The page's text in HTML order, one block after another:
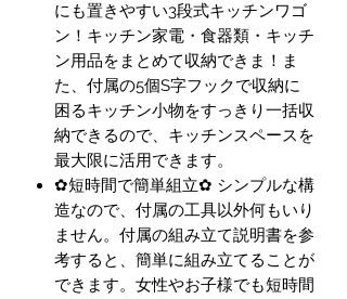
にも置きやすい3段式キッチンワゴ
ン！キッチン家電・食器類・キッチ
ン用品をまとめて収納できま！ま
た、付属の5個S字フックで収納に
困るキッチン小物をすっきり一括収
納できるので、キッチンスペースを
最大限に活用できます。
✿短時間で簡単組立✿ シンプルな構
造なので、付属の工具以外何もいり
ません。付属の組み立て説明書を参
考すると、簡単に組み立てることが
できます。女性やお子様でも短時間